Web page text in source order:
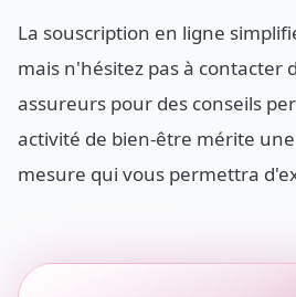
La souscription en ligne
mais n'hésitez pas à contacter
assureurs pour des conseils
activité de bien-être mérite
mesure qui vous permettra